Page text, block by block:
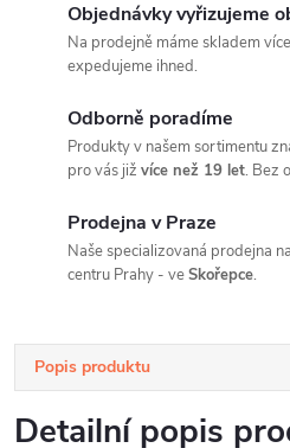
Objednávky vyřizujeme
Na prodejně máme skladem
expedujeme ihned.
Odborně poradíme
Produkty v našem sortimentu
pro vás již více než 19 let. Bez
Prodejna v Praze
Naše specializovaná prodejna
centru Prahy - veSkořepce.
Popis produktu
Detailní popis